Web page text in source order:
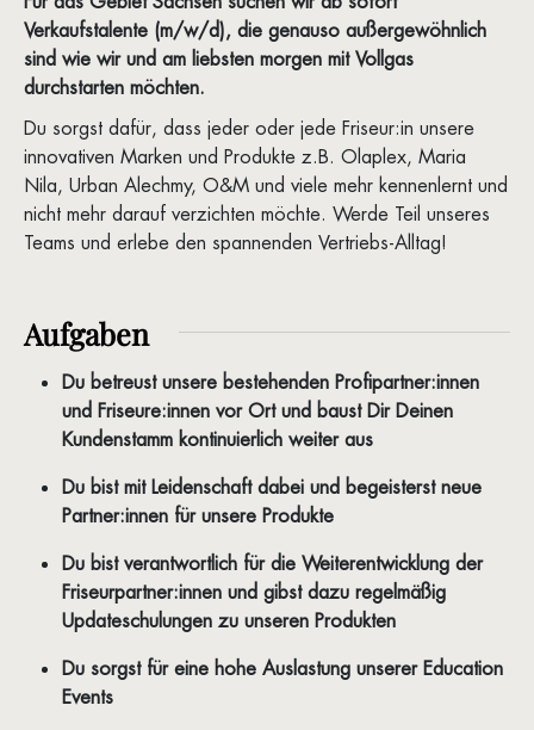
Verkaufstalente (m/w/d), die genauso außergewöhnlich
sind wie wir und am liebsten morgen mit Vollgas
durchstarten möchten.
Du sorgst dafür, dass jeder oder jede Friseur:in unsere
innovativen Marken und Produkte z.B. Olaplex, Maria
Nila, Urban Alechmy, O&M und viele mehr kennenlernt und
nicht mehr darauf verzichten möchte. Werde Teil unseres
Teams und erlebe den spannenden Vertriebs-Alltag!
Aufgaben
Du betreust unsere bestehenden Profipartner:innen
und Friseure:innen vor Ort und baust Dir Deinen
Kundenstamm kontinuierlich weiter aus
Du bist mit Leidenschaft dabei und begeisterst neue
Partner:innen für unsere Produkte
Du bist verantwortlich für die Weiterentwicklung der
Friseurpartner:innen und gibst dazu regelmäßig
Updateschulungen zu unseren Produkten
Du sorgst für eine hohe Auslastung unserer Education
Events